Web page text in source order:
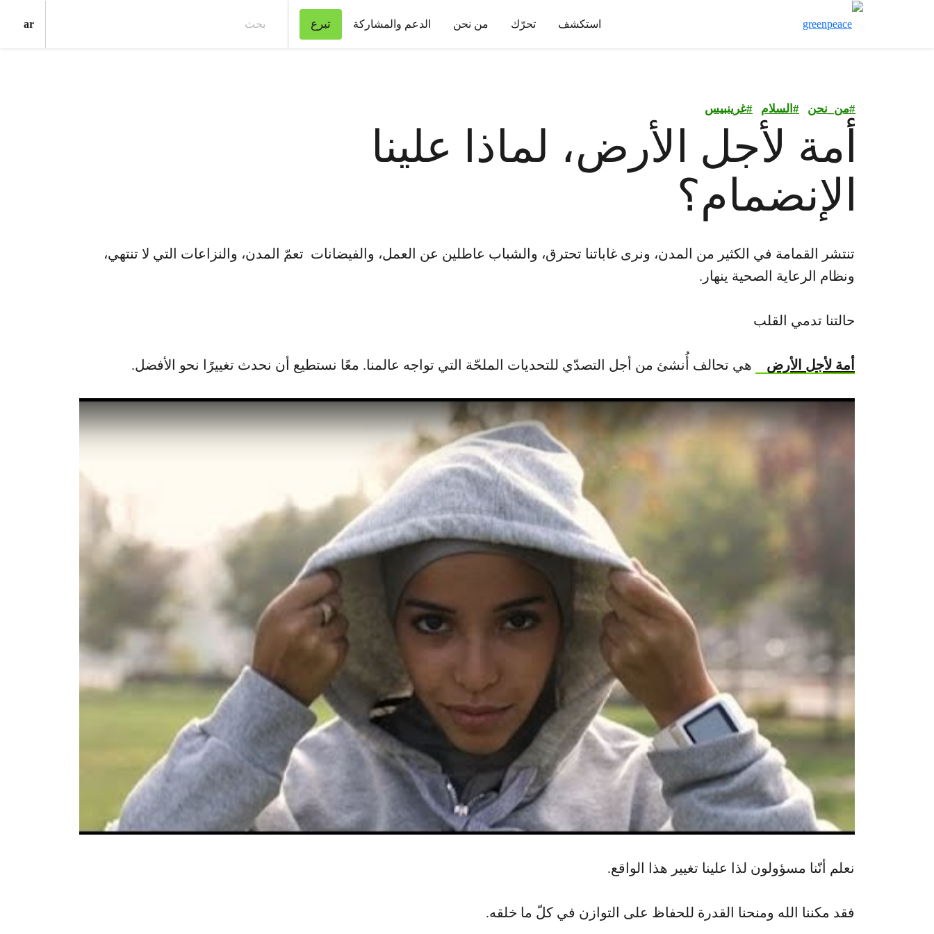
استكشف تحرّك من نحن الدعم والمشاركة تبرع ar
#من_نحن # السلام #غرينبيس‎
أمة لأجل الأرض، لماذا علينا
الإنضمام؟
تنتشر القمامة في الكثير من المدن، ونرى غاباتنا تحترق، والشباب عاطلين عن العمل، والفيضانات تعمّ المدن، والنزاعات التي لا تنتهي،
ونظام الرعاية الصحية ينهار.
حالتنا تدمي القلب
أمة لأجل الأرض هي تحالف أُنشئ من أجل التصدّي للتحديات الملحّة التي تواجه عالمنا. معًا نستطيع أن نحدث تغييرًا نحو الأفضل.
نعلم أنّنا مسؤولون لذا علينا تغيير هذا الواقع.
فقد مكننا الله ومنحنا القدرة للحفاظ على التوازن في كلّ ما خلقه.